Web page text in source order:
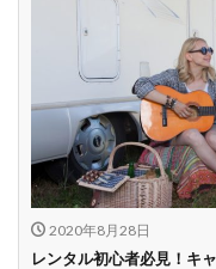
2020年8月28日
レンタル初心者必見！キ